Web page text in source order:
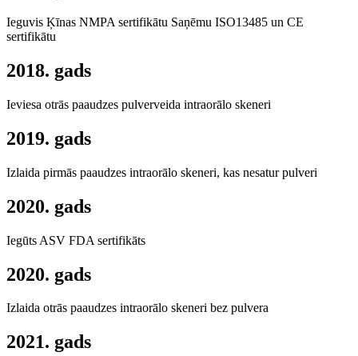
Ieguvis Ķīnas NMPA sertifikātu Saņēmu ISO13485 un CE
sertifikātu
2018. gads
Ieviesa otrās paaudzes pulverveida intraorālo skeneri
2019. gads
Izlaida pirmās paaudzes intraorālo skeneri, kas nesatur pulveri
2020. gads
Iegūts ASV FDA sertifikāts
2020. gads
Izlaida otrās paaudzes intraorālo skeneri bez pulvera
2021. gads